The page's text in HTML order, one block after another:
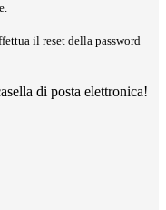
il reset della password
di posta elettronica!